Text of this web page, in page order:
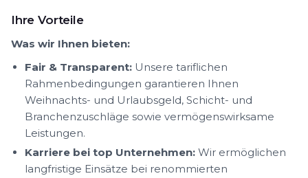
Ihre Vorteile
Was wir Ihnen bieten:
Fair & Transparent: Unsere tariflichen
Rahmenbedingungen garantieren Ihnen
Weihnachts- und Urlaubsgeld, Schicht- und
Branchenzuschläge sowie vermögenswirksame
Leistungen.
Karriere bei top Unternehmen: Wir ermöglichen
langfristige Einsätze bei renommierten